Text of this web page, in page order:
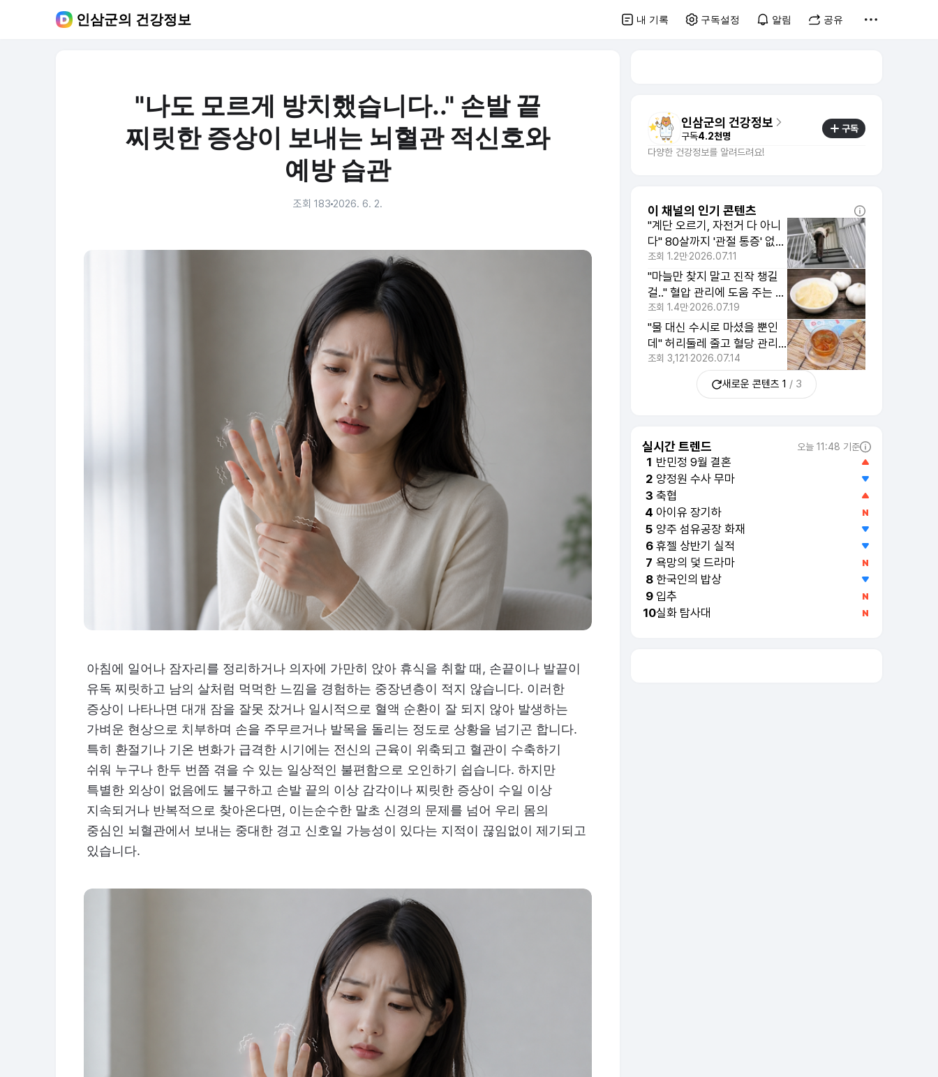
인삼군의 건강정보 내 기록 구독설정 알림 공유
"나도 모르게 방치했습니다.." 손발 끝
찌릿한 증상이 보내는 뇌혈관 적신호와
예방 습관
조회 183 2026. 6. 2.
아침에 일어나 잠자리를 정리하거나 의자에 가만히 앉아 휴식을 취할 때, 손끝이나 발끝이
유독 찌릿하고 남의 살처럼 먹먹한 느낌을 경험하는 중장년층이 적지 않습니다. 이러한
증상이 나타나면 대개 잠을 잘못 잤거나 일시적으로 혈액 순환이 잘 되지 않아 발생하는
가벼운 현상으로 치부하며 손을 주무르거나 발목을 돌리는 정도로 상황을 넘기곤 합니다.
특히 환절기나 기온 변화가 급격한 시기에는 전신의 근육이 위축되고 혈관이 수축하기
쉬워 누구나 한두 번쯤 겪을 수 있는 일상적인 불편함으로 오인하기 쉽습니다. 하지만
특별한 외상이 없음에도 불구하고 손발 끝의 이상 감각이나 찌릿한 증상이 수일 이상
지속되거나 반복적으로 찾아온다면, 이는순수한 말초 신경의 문제를 넘어 우리 몸의
중심인 뇌혈관에서 보내는 중대한 경고 신호일 가능성이 있다는 지적이 끊임없이 제기되고
있습니다.
인삼군의 건강정보
구독4.2천명
구독
다양한 건강정보를 알려드려요!
이 채널의 인기 콘텐츠
"계단 오르기, 자전거 다 아니
다" 80살까지 '관절 통증' 없이
활기차게 살게 해준 운동
조회 1.2만2026.07.11
"마늘만 찾지 말고 진작 챙길
걸.." 혈압 관리에 도움 주는 예
상 밖의 채소
조회 1.4만2026.07.19
"물 대신 수시로 마셨을 뿐인
데" 허리둘레 줄고 혈당 관리
도운 '3가지 자연 음료'
조회 3,121 2026.07.14
새로운 콘텐츠 1 / 3
실시간 트렌드 오늘 11:48 기준
1 반민정 9월 결혼
2 양정원 수사 무마
3 축협
4 아이유 장기하
5 양주 섬유공장 화재
6 휴젤 상반기 실적
7 욕망의 덫 드라마
8 한국인의 밥상
9 입추
10실화 탐사대